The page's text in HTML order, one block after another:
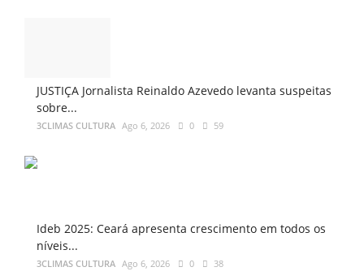
JUSTIÇA Jornalista Reinaldo Azevedo levanta suspeitas
sobre...
3CLIMAS CULTURA Ago 6, 2026 0 59
Ideb 2025: Ceará apresenta crescimento em todos os
níveis...
3CLIMAS CULTURA Ago 6, 2026 0 38